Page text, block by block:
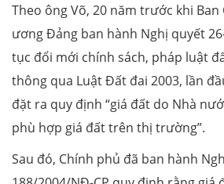
Theo ông Võ, 20 năm trước khi
ương Đảng ban hành Nghị quyết
tục đổi mới chính sách, pháp luật
thông qua Luật Đất đai 2003, lần
đặt ra quy định “giá đất do Nhà
phù hợp giá đất trên thị trường”.
Sau đó, Chính phủ đã ban hành